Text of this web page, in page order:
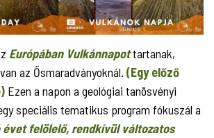
Európában Vulkánnapottartanak,
az Ősmaradványoknál. (Egy előző
Ezen a napon a geológiai tanösvényi
speciális tematikus program fókuszál a
felölelő, rendkívül változatos